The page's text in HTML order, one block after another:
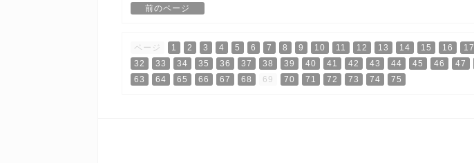
前のページ
ページ 1 2 3 4 5 6 7 8 9 10 11 12 13 14 15 16 17
32
33 34 35 36 37 38 39 40 41 42 43 44 45 46 47
63
64 65 66 67 68 69 70 71 72 73 74 75